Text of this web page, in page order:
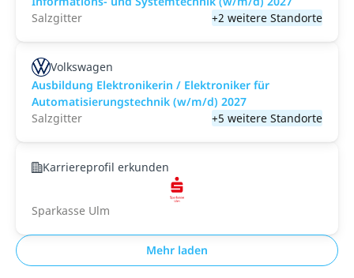
Salzgitter
+2 weitere Standorte
Volkswagen
Ausbildung Elektronikerin / Elektroniker für
Automatisierungstechnik (w/m/d) 2027
Salzgitter
+5 weitere Standorte
Karriereprofil erkunden
Sparkasse Ulm
Mehr laden